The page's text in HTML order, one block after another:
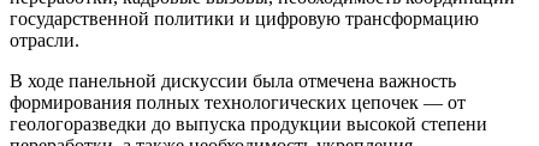
государственной политики и цифровую трансформацию
отрасли.
В ходе панельной дискуссии была отмечена важность
формирования полных технологических цепочек — от
геологоразведки до выпуска продукции высокой степени